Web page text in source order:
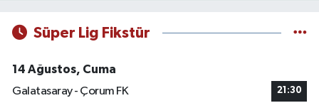
Süper Lig Fikstür
14 Ağustos, Cuma
Galatasaray - Çorum FK
21:30